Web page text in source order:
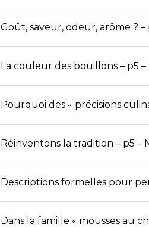
Goût, saveur, odeur, arôme ? –
La couleur des bouillons – p5 –
Pourquoi des « précisions
Réinventons la tradition – p5 –
Descriptions formelles pour
Dans la famille « mousses au